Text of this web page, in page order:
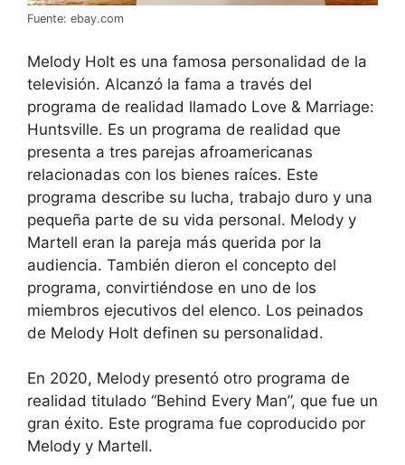
Fuente: ebay.com
Melody Holt es una famosa personalidad de la
televisión. Alcanzó la fama a través del
programa de realidad llamado Love & Marriage:
Huntsville. Es un programa de realidad que
presenta a tres parejas afroamericanas
relacionadas con los bienes raíces. Este
programa describe su lucha, trabajo duro y una
pequeña parte de su vida personal. Melody y
Martell eran la pareja más querida por la
audiencia. También dieron el concepto del
programa, convirtiéndose en uno de los
miembros ejecutivos del elenco. Los peinados
de Melody Holt definen su personalidad.
En 2020, Melody presentó otro programa de
realidad titulado “Behind Every Man”, que fue un
gran éxito. Este programa fue coproducido por
Melody y Martell.